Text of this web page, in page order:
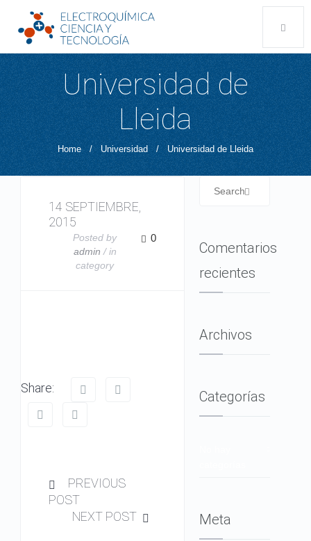
Universidad de
Lleida
Home / Universidad / Universidad de Lleida
14 SEPTIEMBRE,
2015
Posted by
admin / in
category
0
Share:
PREVIOUS
POST
NEXT POST
Comentarios
recientes
Archivos
Categorías
Meta